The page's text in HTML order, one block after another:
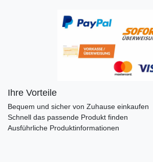
Ihre Vorteile
Bequem und sicher von Zuhause einkaufen
Schnell das passende Produkt finden
Ausführliche Produktinformationen